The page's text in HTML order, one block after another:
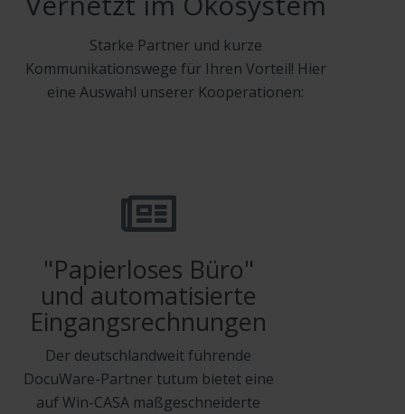
Starke Partner und kurze
Kommunikationswege für Ihren Vorteil! Hier
eine Auswahl unserer Kooperationen:
"Papierloses Büro"
und automatisierte
Eingangsrechnungen
Der deutschlandweit führende
DocuWare-Partner tutum bietet eine
auf Win-CASA maßgeschneiderte